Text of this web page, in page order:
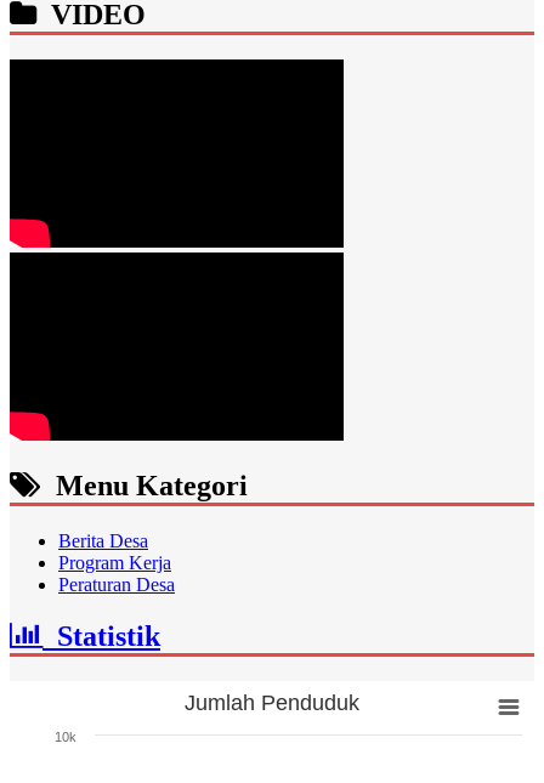
VIDEO
Menu Kategori
Berita Desa
Program Kerja
Peraturan Desa
Statistik
Jumlah Penduduk
10k